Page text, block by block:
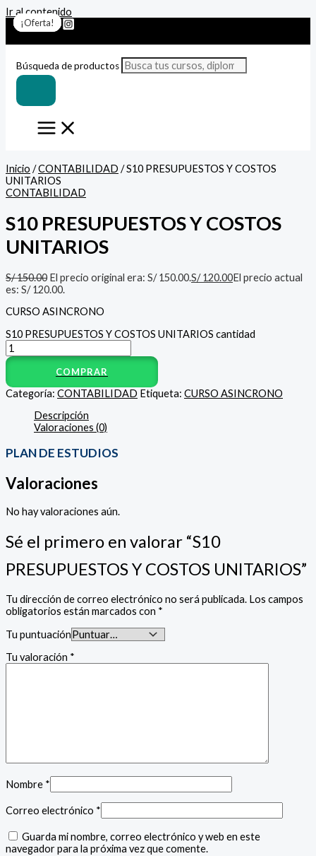
Ir al contenido
Búsqueda de productos
¡Oferta!
Inicio /CONTABILIDAD / S10 PRESUPUESTOS Y COSTOS
UNITARIOS
CONTABILIDAD
S10 PRESUPUESTOS Y COSTOS
UNITARIOS
S/150.00 El precio original era: S/ 150.00.S/120.00El precio actual
es: S/ 120.00.
CURSO ASINCRONO
S10 PRESUPUESTOS Y COSTOS UNITARIOS cantidad
COMPRAR
Categoría: CONTABILIDAD Etiqueta: CURSO ASINCRONO
Descripción
Valoraciones (0)
PLAN DE ESTUDIOS
Valoraciones
No hay valoraciones aún.
Sé el primero en valorar “S10
PRESUPUESTOS Y COSTOS UNITARIOS”
Tu dirección de correo electrónico no será publicada. Los campos
obligatorios están marcados con *
Tu puntuación
Tu valoración *
Nombre *
Correo electrónico *
Guarda mi nombre, correo electrónico y web en este
navegador para la próxima vez que comente.
¡Oferta!
¡Oferta!
¡Oferta!
¡Oferta!
¡Oferta!
¡Oferta!